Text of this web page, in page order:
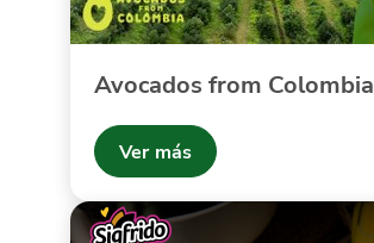
Avocados from Colombia
Ver más